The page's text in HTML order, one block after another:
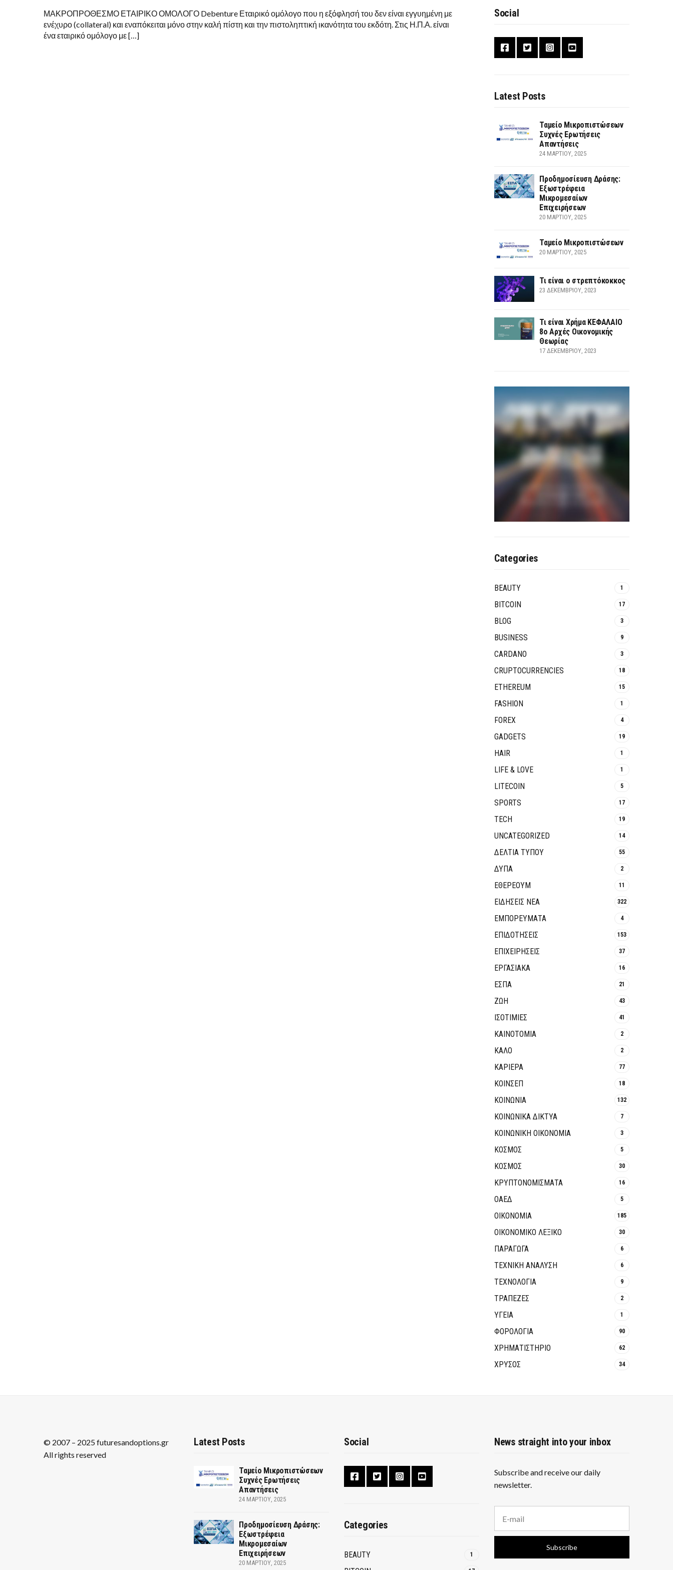
ΜΑΚΡΟΠΡΟΘΕΣΜΟ ΕΤΑΙΡΙΚΟ ΟΜΟΛΟΓΟ Debenture Εταιρικό ομόλογο που η εξόφλησή του δεν είναι εγγυημένη με
ενέχυρο (collateral) και εναπόκειται μόνο στην καλή πίστη και την πιστοληπτική ικανότητα του εκδότη. Στις Η.Π.Α. είναι
ένα εταιρικό ομόλογο με […]
Social
Latest Posts
Ταμείο Μικροπιστώσεων
Συχνές Ερωτήσεις
Απαντήσεις
24 ΜΑΡΤΊΟΥ, 2025
Προδημοσίευση Δράσης:
Εξωστρέφεια
Μικρομεσαίων
Επιχειρήσεων
20 ΜΑΡΤΊΟΥ, 2025
Ταμείο Μικροπιστώσεων
20 ΜΑΡΤΊΟΥ, 2025
Τι είναι ο στρεπτόκοκκος
23 ΔΕΚΕΜΒΡΊΟΥ, 2023
Τι είναι Χρήμα ΚΕΦΑΛΑΙΟ
8ο Αρχές Οικονομικής
Θεωρίας
17 ΔΕΚΕΜΒΡΊΟΥ, 2023
Categories
BEAUTY 1
BITCOIN 17
BLOG 3
BUSINESS 9
CARDANO 3
CRUPTOCURRENCIES 18
ETHEREUM 15
FASHION 1
FOREX 4
GADGETS 19
HAIR 1
LIFE & LOVE 1
LITECOIN 5
SPORTS 17
TECH 19
UNCATEGORIZED 14
ΔΕΛΤΙΑ ΤΥΠΟΥ 55
ΔΥΠΑ 2
ΕΘΈΡΕΟΥΜ 11
ΕΙΔΗΣΕΙΣ ΝΕΑ 322
ΕΜΠΟΡΕΥΜΑΤΑ 4
ΕΠΙΔΟΤΗΣΕΙΣ 153
ΕΠΙΧΕΙΡΗΣΕΙΣ 37
ΕΡΓΑΣΙΑΚΑ 16
ΕΣΠΑ 21
ΖΩΗ 43
ΙΣΟΤΙΜΙΕΣ 41
ΚΑΙΝΟΤΟΜΊΑ 2
ΚΑΛΟ 2
ΚΑΡΙΕΡΑ 77
ΚΟΙΝΣΕΠ 18
ΚΟΙΝΩΝΙΑ 132
ΚΟΙΝΩΝΙΚΆ ΔΊΚΤΥΑ 7
ΚΟΙΝΩΝΙΚΉ ΟΙΚΟΝΟΜΊΑ 3
ΚΟΣΜΟΣ 5
ΚΟΣΜΟΣ 30
ΚΡΥΠΤΟΝΟΜΊΣΜΑΤΑ 16
ΟΑΕΔ 5
ΟΙΚΟΝΟΜΙΑ 185
ΟΙΚΟΝΟΜΙΚΟ ΛΕΞΙΚΟ 30
ΠΑΡΑΓΩΓΑ 6
ΤΕΧΝΙΚΗ ΑΝΑΛΥΣΗ 6
ΤΕΧΝΟΛΟΓΙΑ 9
ΤΡΆΠΕΖΕΣ 2
ΥΓΕΙΑ 1
ΦΟΡΟΛΟΓΙΑ 90
ΧΡΗΜΑΤΙΣΤΗΡΙΟ 62
ΧΡΥΣΟΣ 34
© 2007 – 2025 futuresandoptions.gr
All rights reserved
Latest Posts
Ταμείο Μικροπιστώσεων
Συχνές Ερωτήσεις
Απαντήσεις
24 ΜΑΡΤΊΟΥ, 2025
Προδημοσίευση Δράσης:
Εξωστρέφεια
Μικρομεσαίων
Επιχειρήσεων
20 ΜΑΡΤΊΟΥ, 2025
Social
Categories
BEAUTY 1
News straight into your inbox
Subscribe and receive our daily
newsletter.
a
i
a
Subscribe